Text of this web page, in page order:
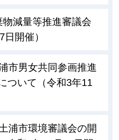
減量等推進審議会
日開催）
市男女共同参画推進
ついて（令和3年11
浦市環境審議会の開